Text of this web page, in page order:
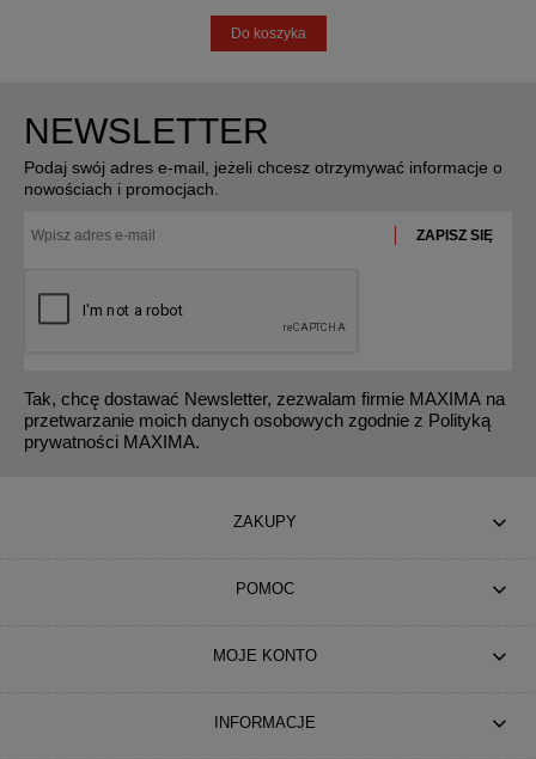
Do koszyka
NEWSLETTER
Podaj swój adres e-mail, jeżeli chcesz otrzymywać informacje o
nowościach i promocjach.
ZAPISZ SIĘ
Tak, chcę dostawać Newsletter, zezwalam firmie MAXIMA na
przetwarzanie moich danych osobowych zgodnie z Polityką
prywatności MAXIMA.
ZAKUPY
POMOC
MOJE KONTO
INFORMACJE